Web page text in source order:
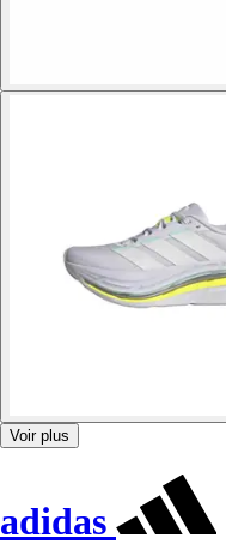
Voir plus
adidas